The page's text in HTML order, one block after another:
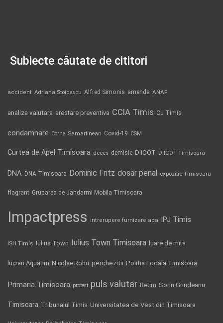
Subiecte căutate de cititori
accident Adriana Stoicescu Alfred Simonis amenda ANAF
analiza valutara arestare preventiva CCIA Timis CJ Timis
condamnare Cornel Samartinean Covid-19 CSM
Curtea de Apel Timisoara deces demisie DIICOT DIICOT Timisoara
DNA DNA Timisoara Dominic Fritz dosar penal expozitie Timisoara
flagrant Gruparea de Jandarmi Mobila Timisoara
Impactpress intrerupere furnizare apa IPJ Timis
ISU Timis Iulius Town Iulius Town Timisoara luare de mita
lucrari Aquatim Nicolae Robu perchezitii Politia Locala Timisoara
Primaria Timisoara protest puls valutar Retim Sorin Grindeanu
Timisoara Tribunalul Timis Universitatea de Vest din Timisoara